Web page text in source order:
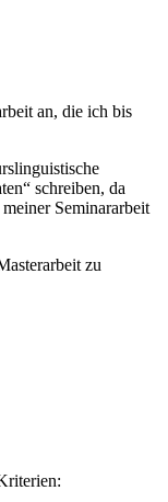
an, die ich bis
schreiben, da
Seminararbeit
zu